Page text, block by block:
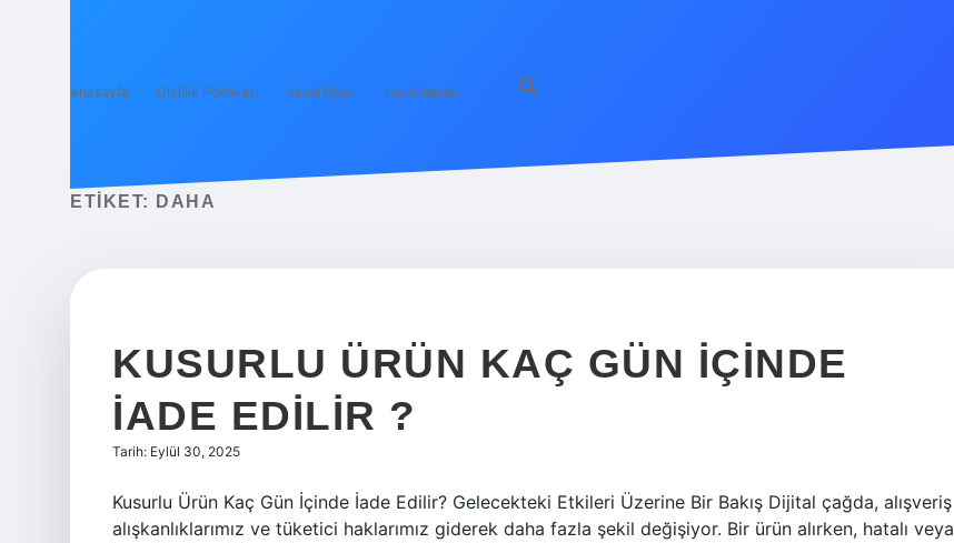
Anasayfa Gizlilik Politikası Yasal Uyarı Hakkımızda
ETIKET: DAHA
KUSURLU ÜRÜN KAÇ GÜN IÇINDE
IADE EDILIR ?
Tarih: Eylül 30, 2025
Kusurlu Ürün Kaç Gün İçinde İade Edilir? Gelecekteki Etkileri Üzerine Bir Bakış Dijital çağda, alışveriş
alışkanlıklarımız ve tüketici haklarımız giderek daha fazla şekil değişiyor. Bir ürün alırken, hatalı veya